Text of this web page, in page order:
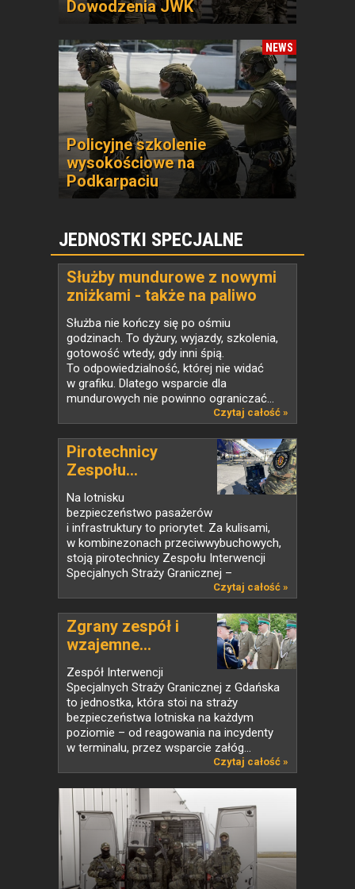
Dowodzenia JWK
NEWS
Policyjne szkolenie
wysokościowe na
Podkarpaciu
JEDNOSTKI SPECJALNE
Służby mundurowe z nowymi
zniżkami - także na paliwo
Służba nie kończy się po ośmiu
godzinach. To dyżury, wyjazdy, szkolenia,
gotowość wtedy, gdy inni śpią.
To odpowiedzialność, której nie widać
w grafiku. Dlatego wsparcie dla
mundurowych nie powinno ograniczać...
Czytaj całość »
Pirotechnicy
Zespołu...
Na lotnisku
bezpieczeństwo pasażerów
i infrastruktury to priorytet. Za kulisami,
w kombinezonach przeciwwybuchowych,
stoją pirotechnicy Zespołu Interwencji
Specjalnych Straży Granicznej –
Czytaj całość »
Zgrany zespół i
wzajemne...
Zespół Interwencji
Specjalnych Straży Granicznej z Gdańska
to jednostka, która stoi na straży
bezpieczeństwa lotniska na każdym
poziomie – od reagowania na incydenty
w terminalu, przez wsparcie załóg...
Czytaj całość »